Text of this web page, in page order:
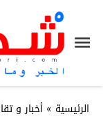
الرئيسية » أخبار و